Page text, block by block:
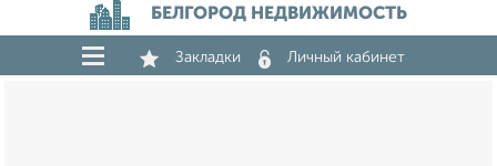
БЕЛГОРОД НЕДВИЖИМОСТЬ
Закладки Личный кабинет